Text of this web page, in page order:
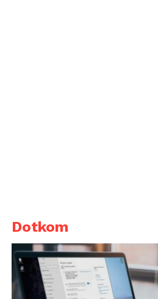
Dotkom